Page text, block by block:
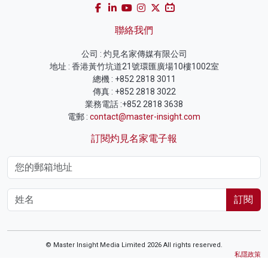
聯絡我們
公司 : 灼見名家傳媒有限公司
地址 : 香港黃竹坑道21號環匯廣場10樓1002室
總機 : +852 2818 3011
傳真 : +852 2818 3022
業務電話 :+852 2818 3638
電郵 : contact@master-insight.com
訂閱灼見名家電子報
訂閱
© Master Insight Media Limited 2026 All rights reserved.
私隱政策